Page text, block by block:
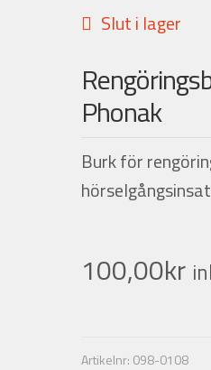
Mitt konto
Phonak
100,00kr
Burk för
Slut i lager
Artikelnr: 098-0108